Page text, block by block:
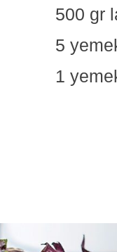
500 gr
5
1